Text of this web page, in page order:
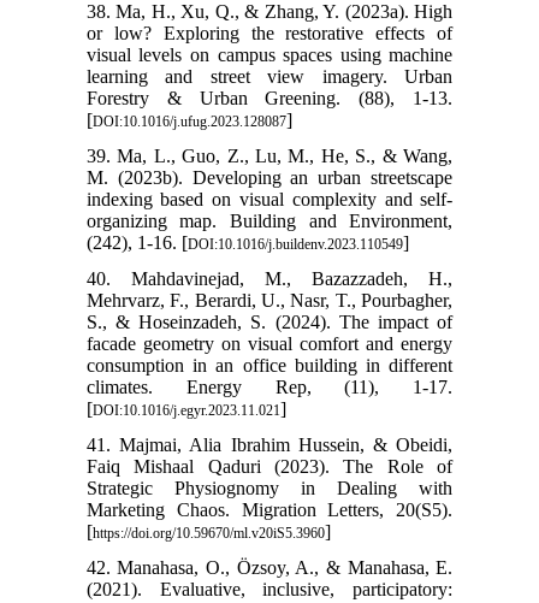
38. Ma, H., Xu, Q., & Zhang, Y. (2023a). High
or low? Exploring the restorative effects of
visual levels on campus spaces using machine
learning and street view imagery. Urban
Forestry & Urban Greening. (88), 1-13.
[DOI:10.1016/j.ufug.2023.128087]
39. Ma, L., Guo, Z., Lu, M., He, S., & Wang,
M. (2023b). Developing an urban streetscape
indexing based on visual complexity and self-
organizing map. Building and Environment,
(242), 1-16. [DOI:10.1016/j.buildenv.2023.110549]
40. Mahdavinejad, M., Bazazzadeh, H.,
Mehrvarz, F., Berardi, U., Nasr, T., Pourbagher,
S., & Hoseinzadeh, S. (2024). The impact of
facade geometry on visual comfort and energy
consumption in an office building in different
climates. Energy Rep, (11), 1-17.
[DOI:10.1016/j.egyr.2023.11.021]
41. Majmai, Alia Ibrahim Hussein, & Obeidi,
Faiq Mishaal Qaduri (2023). The Role of
Strategic Physiognomy in Dealing with
Marketing Chaos. Migration Letters, 20(S5).
[https://doi.org/10.59670/ml.v20iS5.3960]
42. Manahasa, O., Özsoy, A., & Manahasa, E.
(2021). Evaluative, inclusive, participatory: